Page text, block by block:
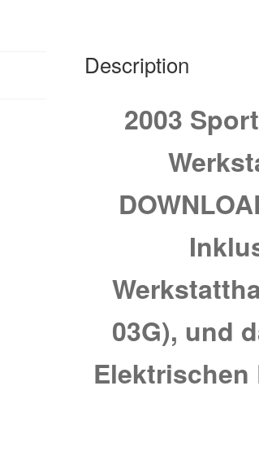
Description
2003
03G), und
Elektrischen